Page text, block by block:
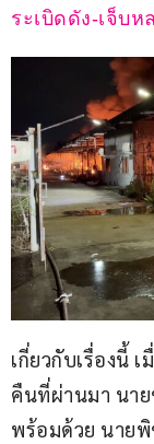
ระเบิดดัง-เจ็บห
เกี่ยวกับเรื่องนี้
คืนที่ผ่านมา นา
พร้อมด้วย นาย